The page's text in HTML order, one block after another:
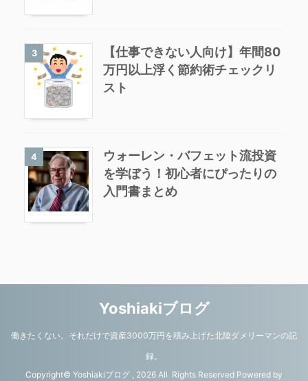
3
【仕事できない人向け】年間80
万円以上浮く節約術チェックリ
スト
4
ウォーレン・バフェット流投資
を学ぼう！初心者にぴったりの
入門書まとめ
Yoshiakiブログ
働きたくない。それだけで資産3000万円を積み上げた北陸ダメリーマンの記
録。
Copyright© Yoshiakiブログ , 2026 All Rights Reserved Powered by